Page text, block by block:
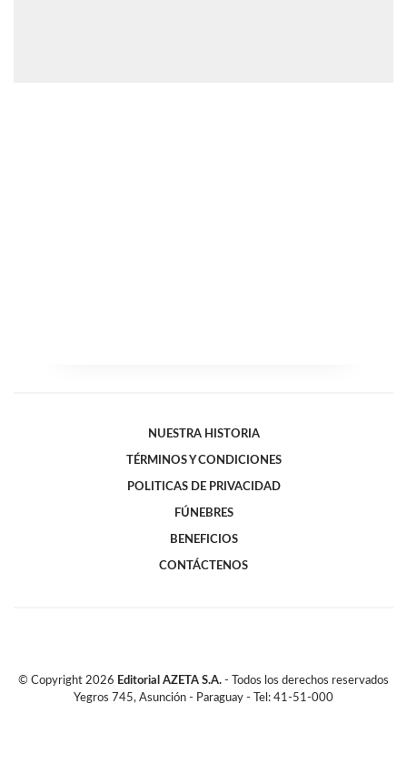
NUESTRA HISTORIA
TÉRMINOS Y CONDICIONES
POLITICAS DE PRIVACIDAD
FÚNEBRES
BENEFICIOS
CONTÁCTENOS
© Copyright 2026 Editorial AZETA S.A. - Todos los derechos reservados
Yegros 745, Asunción - Paraguay - Tel: 41-51-000